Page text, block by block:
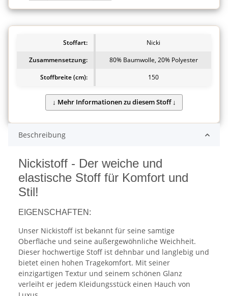
Stoffart:
Nicki
Zusammensetzung:
80% Baumwolle, 20% Polyester
Stoffbreite (cm):
150
Beschreibung
Nickistoff - Der weiche und
elastische Stoff für Komfort und
Stil!
EIGENSCHAFTEN:
Unser Nickistoff ist bekannt für seine samtige
Oberfläche und seine außergewöhnliche Weichheit.
Dieser hochwertige Stoff ist dehnbar und langlebig und
bietet einen hohen Tragekomfort. Mit seiner
einzigartigen Textur und seinem schönen Glanz
verleiht er jedem Kleidungsstück einen Hauch von